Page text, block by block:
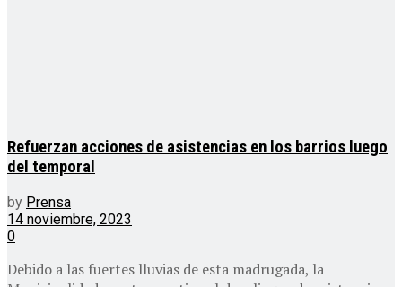
Refuerzan acciones de asistencias en los barrios luego
del temporal
by Prensa
14 noviembre, 2023
0
Debido a las fuertes lluvias de esta madrugada, la